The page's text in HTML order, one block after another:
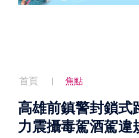
首頁 焦點
高雄前鎮警封鎖
力震攝毒駕酒駕違